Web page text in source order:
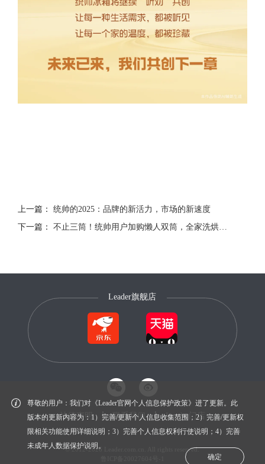
上一篇：
统帅的2025：品牌的新活力，市场的新速度
下一篇：
不止三筒！统帅用户加购懒人双筒，全家洗烘一步到位
尊敬的用户：我们对《Leader官网个人信息保护政策》进了更新。此
版本的更新内容为：1）完善/更新个人信息收集范围；2）完善/更新权
限相关功能使用详细说明；3）完善个人信息权利行使说明；4）完善
未成年人数据保护说明。
确定
Leader旗舰店
法律声明 联系我们 Leader门店
© 2012-2026 Leader.com.cn. All rights reserved.